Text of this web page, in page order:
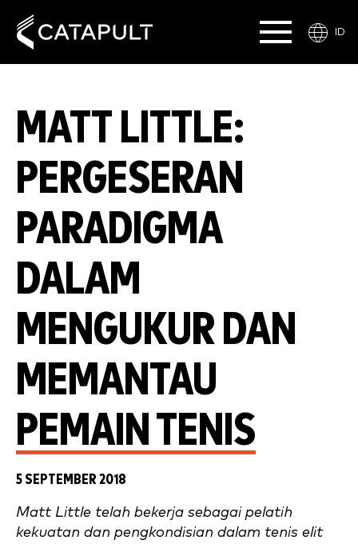
ID
MATT LITTLE:
PERGESERAN
PARADIGMA
DALAM
MENGUKUR DAN
MEMANTAU
PEMAIN TENIS
5 SEPTEMBER 2018
Matt Little telah bekerja sebagai pelatih
kekuatan dan pengkondisian dalam tenis elit